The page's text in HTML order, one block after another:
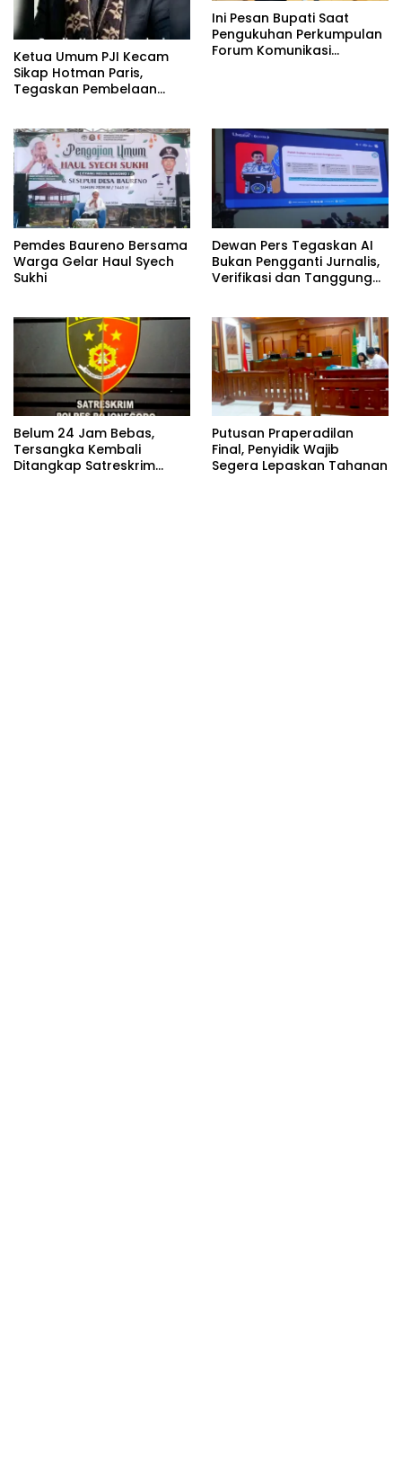
Ketua Umum PJI Kecam
Sikap Hotman Paris,
Tegaskan Pembelaan
Ini Pesan Bupati Saat
Pengukuhan Perkumpulan
Forum Komunikasi
Pemdes Baureno Bersama
Warga Gelar Haul Syech
Sukhi
Dewan Pers Tegaskan AI
Bukan Pengganti Jurnalis,
Verifikasi dan Tanggung
Belum 24 Jam Bebas,
Tersangka Kembali
Ditangkap Satreskrim
Putusan Praperadilan
Final, Penyidik Wajib
Segera Lepaskan Tahanan